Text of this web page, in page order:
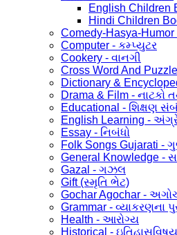
English Children
Hindi Children
Comedy-Hasya-Humor
Computer - કમ્પ્યુટર
Cookery - વાનગી
Cross Word And
Dictionary &
Drama & Film - નાટકો
Educational - શિક્ષણ
English Learning -
Essay - નિબંધો
Folk Songs Gujarati -
General Knowledge -
Gazal - ગઝલ
Gift (સ્મૃતિ ભેટ)
Gochar Agochar -
Grammar - વ્યાકરણના
Health - આરોગ્ય
Historical -